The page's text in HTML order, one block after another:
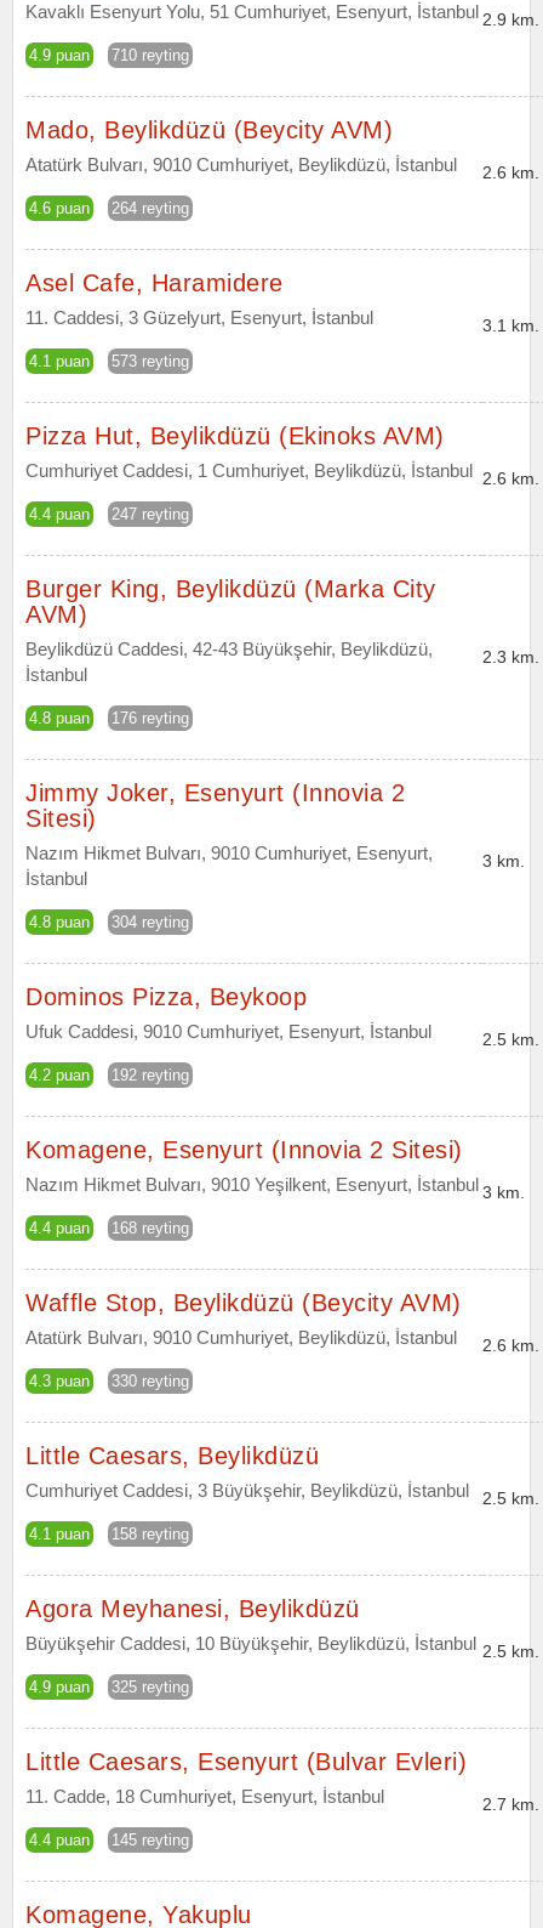
Kavaklı Esenyurt Yolu, 51 Cumhuriyet, Esenyurt, İstanbul
4.9 puan 710 reyting
2.9 km.
Mado, Beylikdüzü (Beycity AVM)
Atatürk Bulvarı, 9010 Cumhuriyet, Beylikdüzü, İstanbul
4.6 puan 264 reyting
2.6 km.
Asel Cafe, Haramidere
11. Caddesi, 3 Güzelyurt, Esenyurt, İstanbul
4.1 puan 573 reyting
3.1 km.
Pizza Hut, Beylikdüzü (Ekinoks AVM)
Cumhuriyet Caddesi, 1 Cumhuriyet, Beylikdüzü, İstanbul
4.4 puan 247 reyting
2.6 km.
Burger King, Beylikdüzü (Marka City
AVM)
Beylikdüzü Caddesi, 42-43 Büyükşehir, Beylikdüzü,
İstanbul
4.8 puan 176 reyting
2.3 km.
Jimmy Joker, Esenyurt (Innovia 2
Sitesi)
Nazım Hikmet Bulvarı, 9010 Cumhuriyet, Esenyurt,
İstanbul
4.8 puan 304 reyting
3 km.
Dominos Pizza, Beykoop
Ufuk Caddesi, 9010 Cumhuriyet, Esenyurt, İstanbul
4.2 puan 192 reyting
2.5 km.
Komagene, Esenyurt (Innovia 2 Sitesi)
Nazım Hikmet Bulvarı, 9010 Yeşilkent, Esenyurt, İstanbul
4.4 puan 168 reyting
3 km.
Waffle Stop, Beylikdüzü (Beycity AVM)
Atatürk Bulvarı, 9010 Cumhuriyet, Beylikdüzü, İstanbul
4.3 puan 330 reyting
2.6 km.
Little Caesars, Beylikdüzü
Cumhuriyet Caddesi, 3 Büyükşehir, Beylikdüzü, İstanbul
4.1 puan 158 reyting
2.5 km.
Agora Meyhanesi, Beylikdüzü
Büyükşehir Caddesi, 10 Büyükşehir, Beylikdüzü, İstanbul
4.9 puan 325 reyting
2.5 km.
Little Caesars, Esenyurt (Bulvar Evleri)
11. Cadde, 18 Cumhuriyet, Esenyurt, İstanbul
4.4 puan 145 reyting
2.7 km.
Komagene, Yakuplu